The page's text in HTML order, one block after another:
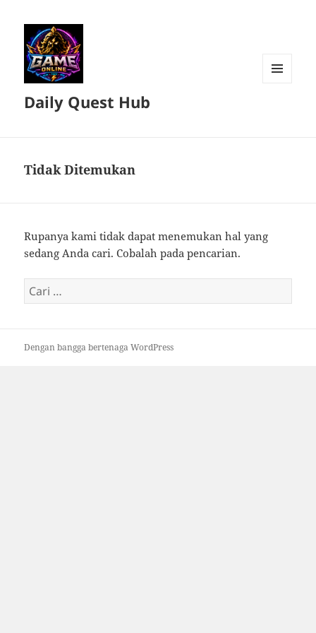
Daily Quest Hub
Tidak Ditemukan
Rupanya kami tidak dapat menemukan hal yang
sedang Anda cari. Cobalah pada pencarian.
Cari
untuk:
Dengan bangga bertenaga WordPress